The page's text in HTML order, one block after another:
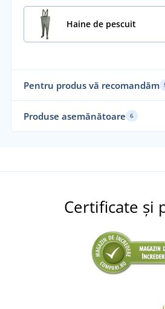
Haine de pescuit
Pentru produs vă recomandăm
Produse asemănătoare 6
Certificate și